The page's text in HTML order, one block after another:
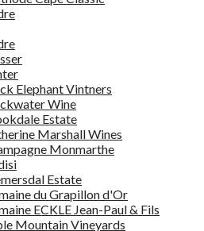
Elephant Vintners
Wine
Estate
Marshall Wines
Monmarthe
Estate
du Grapillon d'Or
ECKLE Jean-Paul & Fils
Mountain Vineyards